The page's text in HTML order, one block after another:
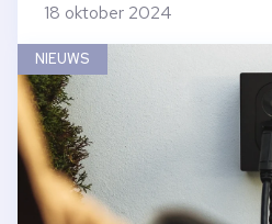
18 oktober 2024
NIEUWS